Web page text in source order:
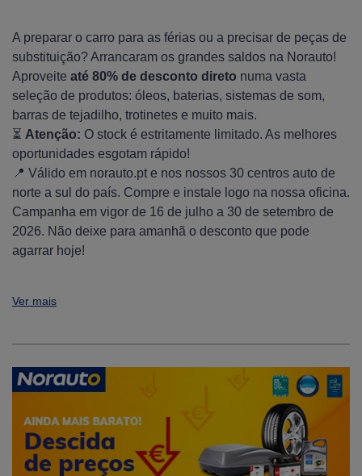
A preparar o carro para as férias ou a precisar de peças de
substituição? Arrancaram os grandes saldos na Norauto!
Aproveite até 80% de desconto direto numa vasta
seleção de produtos: óleos, baterias, sistemas de som,
barras de tejadilho, trotinetes e muito mais.
⏳ Atenção: O stock é estritamente limitado. As melhores
oportunidades esgotam rápido!
📍 Válido em norauto.pt e nos nossos 30 centros auto de
norte a sul do país. Compre e instale logo na nossa oficina.
Campanha em vigor de 16 de julho a 30 de setembro de
2026. Não deixe para amanhã o desconto que pode
agarrar hoje!
Ver mais